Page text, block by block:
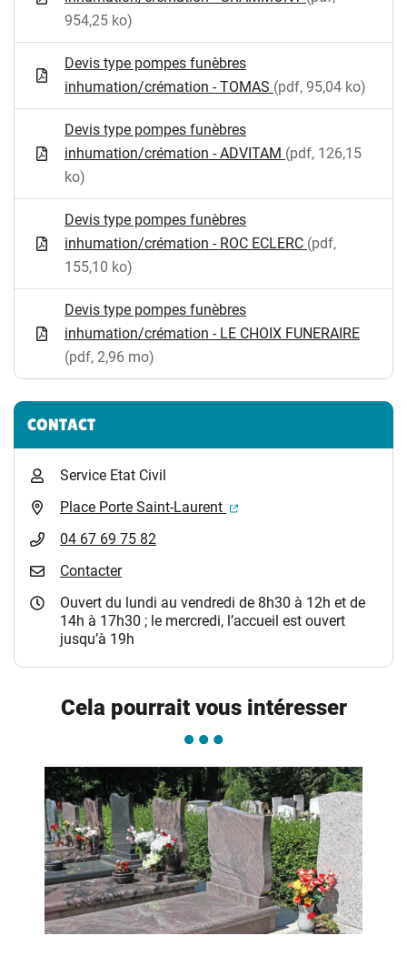
954,25 ko)
Devis type pompes funèbres
inhumation/crémation - TOMAS (pdf, 95,04 ko)
Devis type pompes funèbres
inhumation/crémation - ADVITAM (pdf, 126,15
ko)
Devis type pompes funèbres
inhumation/crémation - ROC ECLERC (pdf,
155,10 ko)
Devis type pompes funèbres
inhumation/crémation - LE CHOIX FUNERAIRE
(pdf, 2,96 mo)
CONTACT
Service Etat Civil
Place Porte Saint-Laurent
(ouverture dans un
04 67 69 75 82
Contacter
Ouvert du lundi au vendredi de 8h30 à 12h et de
14h à 17h30 ; le mercredi, l’accueil est ouvert
jusqu’à 19h
Cela pourrait vous intéresser